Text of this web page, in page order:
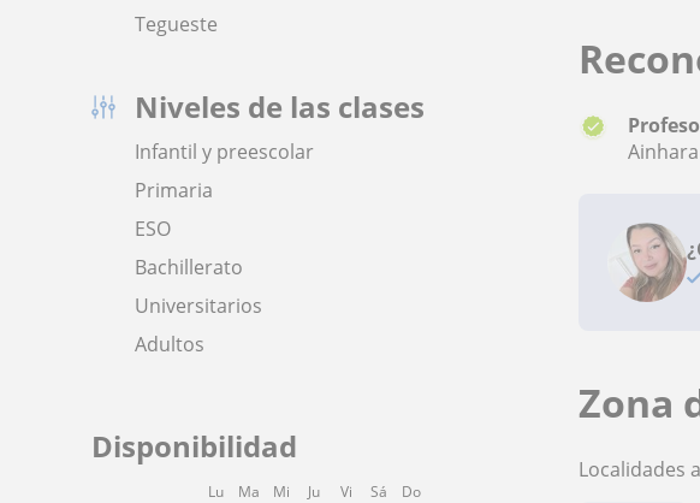
Tegueste
Niveles de las clases
Infantil y preescolar
Primaria
ESO
Bachillerato
Universitarios
Adultos
Disponibilidad
Lu Ma Mi Ju Vi Sá Do
Zona
Localidades